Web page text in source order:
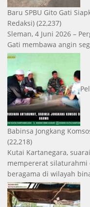
Baru SPBU Gito Gati
Redaksi) (22,237)
Sleman, 4 Juni 2026 –
Gati membawa angin
Babinsa Jongkang
(22,218)
Kutai Kartanegara,
mempererat
beragama di wilayah